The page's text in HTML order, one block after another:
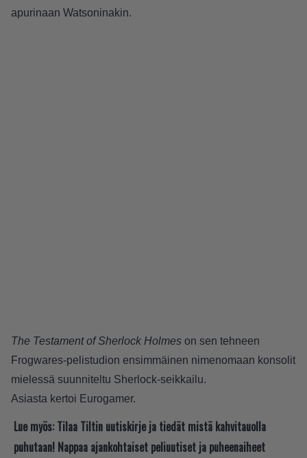
apurinaan Watsoninakin.
The Testament of Sherlock Holmes on sen tehneen
Frogwares-pelistudion ensimmäinen nimenomaan konsolit
mielessä suunniteltu Sherlock-seikkailu.
Asiasta kertoi Eurogamer.
Lue myös: Tilaa Tiltin uutiskirje ja tiedät mistä kahvitauolla
puhutaan! Nappaa ajankohtaiset peliuutiset ja puheenaiheet